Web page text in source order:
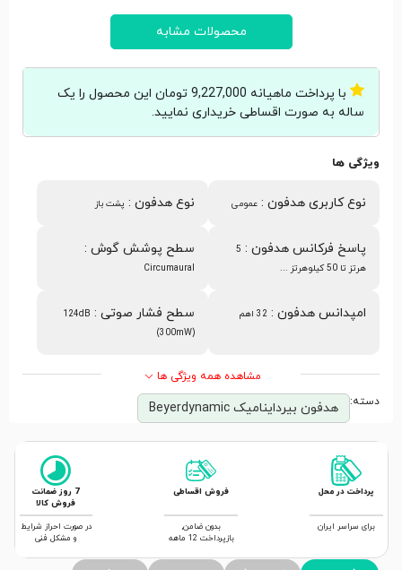
محصولات مشابه
با پرداخت ماهیانه 9,227,000 تومان این محصول را یک
ساله به صورت اقساطی خریداری نمایید.
ویژگی ها
نوع کاربری هدفون : عمومی نوع هدفون : پشت باز
پاسخ فرکانس هدفون :
5
هرتز تا 50 کیلوهرتز ...
سطح پوشش گوش :
Circumaural
امپدانس هدفون : 32 اهم سطح فشار صوتی :
124dB
(300mW)
مشاهده همه ویژگی ها
دسته: هدفون بیرداینامیک Beyerdynamic
پرداخت در محل
برای سراسر ایران
فروش اقساطی
بدون ضامن,
بازپرداخت 12 ماهه
7 روز ضمانت
فروش کالا
در صورت احراز شرایط
و مشکل فنی